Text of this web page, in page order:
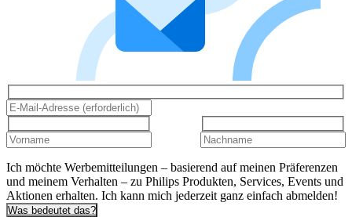
Ich möchte Werbemitteilungen – basierend auf meinen Präferenzen
und meinem Verhalten – zu Philips Produkten, Services, Events und
Aktionen erhalten. Ich kann mich jederzeit ganz einfach abmelden!
Was bedeutet das?